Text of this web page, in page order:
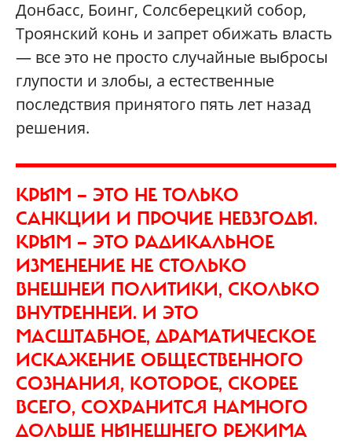
Донбасс, Боинг, Солсберецкий собор,
Троянский конь и запрет обижать власть
— все это не просто случайные выбросы
глупости и злобы, а естественные
последствия принятого пять лет назад
решения.
КРЫМ — ЭТО НЕ ТОЛЬКО
САНКЦИИ И ПРОЧИЕ НЕВЗГОДЫ.
КРЫМ — ЭТО РАДИКАЛЬНОЕ
ИЗМЕНЕНИЕ НЕ СТОЛЬКО
ВНЕШНЕЙ ПОЛИТИКИ, СКОЛЬКО
ВНУТРЕННЕЙ. И ЭТО
МАСШТАБНОЕ, ДРАМАТИЧЕСКОЕ
ИСКАЖЕНИЕ ОБЩЕСТВЕННОГО
СОЗНАНИЯ, КОТОРОЕ, СКОРЕЕ
ВСЕГО, СОХРАНИТСЯ НАМНОГО
ДОЛЬШЕ НЫНЕШНЕГО РЕЖИМА